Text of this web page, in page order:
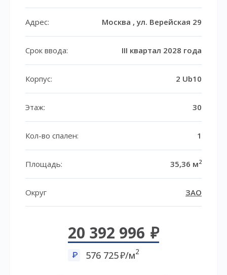
Адрес: Москва , ул. Верейская 29
Срок ввода: III квартал 2028 года
Корпус: 2 Ub10
Этаж: 30
Кол-во спален: 1
Площадь: 35,36 м2
Округ ЗАО
20 392 996
576 725 /м2